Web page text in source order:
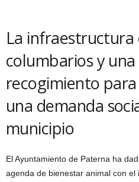
La infraestructura
columbarios y
recogimiento
una demanda
municipio
El Ayuntamiento de Paterna ha
agenda de bienestar animal con